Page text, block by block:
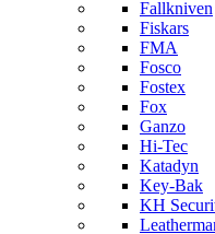
Fallkniven
Fiskars
FMA
Fosco
Fostex
Fox
Ganzo
Hi-Tec
Katadyn
Key-Bak
KH